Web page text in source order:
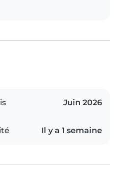
Juin 2026
Il y a 1 semaine